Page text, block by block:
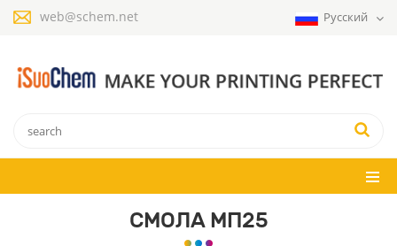
web@schem.net Русский
СМОЛА МП25